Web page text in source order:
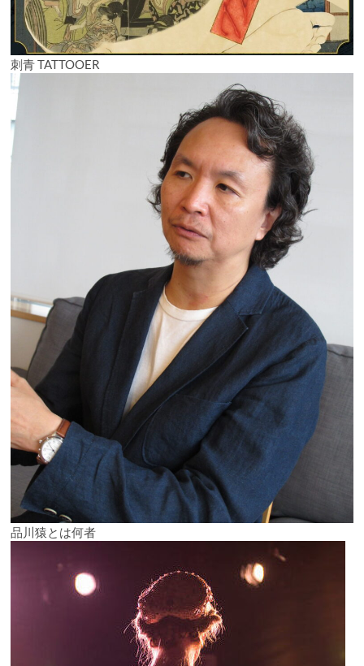
刺青 TATTOOER
品川猿とは何者